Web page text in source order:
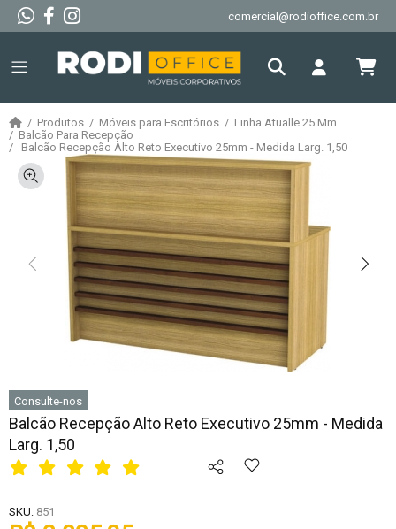
comercial@rodioffice.com.br
Produtos Móveis para Escritórios
Linha Atualle 25 Mm
Balcão Para Recepção
Balcão Recepção Alto Reto Executivo 25mm - Medida Larg. 1,50
Consulte-nos
Balcão Recepção Alto Reto Executivo 25mm - Medida
Larg. 1,50
SKU: 851